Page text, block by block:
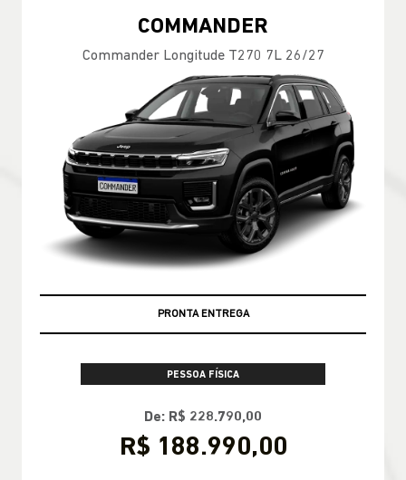
COMMANDER
Commander Longitude T270 7L 26/27
PRONTA ENTREGA
PESSOA FÍSICA
De: R$ 228.790,00
R$ 188.990,00